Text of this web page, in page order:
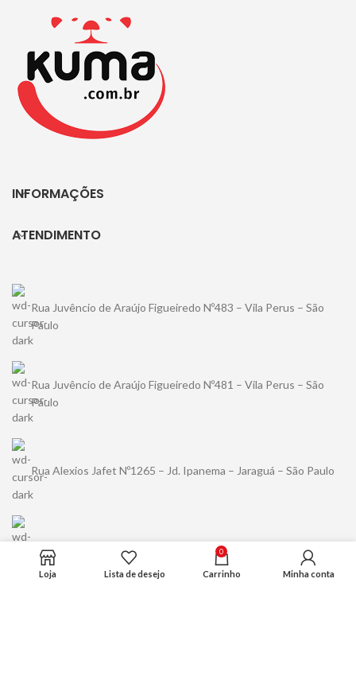
INFORMAÇÕES
ATENDIMENTO
Rua Juvêncio de Araújo Figueiredo Nº483 – Vila Perus – São
Paulo
Rua Juvêncio de Araújo Figueiredo Nº481 – Vila Perus – São
Paulo
Rua Alexios Jafet Nº1265 – Jd. Ipanema – Jaraguá – São Paulo
(11) 94489-5456
Loja Lista de desejo
0
Carrinho Minha conta